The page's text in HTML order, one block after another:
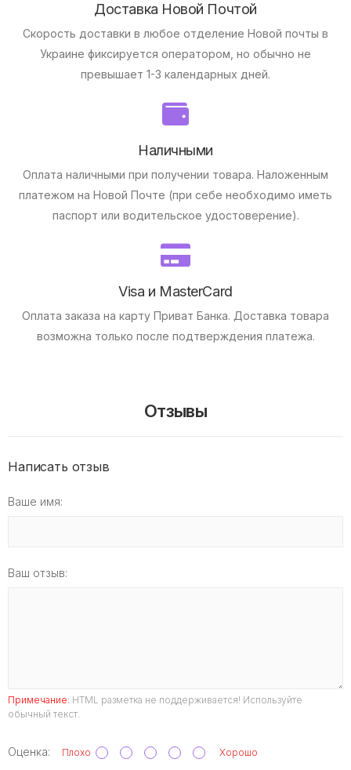
Доставка Новой Почтой
Скорость доставки в любое отделение Новой почты в
Украине фиксируется оператором, но обычно не
превышает 1-3 календарных дней.
Наличными
Оплата наличными при получении товара. Наложенным
платежом на Новой Почте (при себе необходимо иметь
паспорт или водительское удостоверение).
Visa и MasterCard
Оплата заказа на карту Приват Банка. Доставка товара
возможна только после подтверждения платежа.
Отзывы
Написать отзыв
Ваше имя:
Ваш отзыв:
Примечание: HTML разметка не поддерживается! Используйте
обычный текст.
Оценка: Плохо Хорошо